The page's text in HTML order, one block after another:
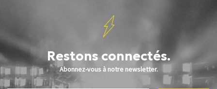
Restons connectés.
Abonnez-vous à notre newsletter.